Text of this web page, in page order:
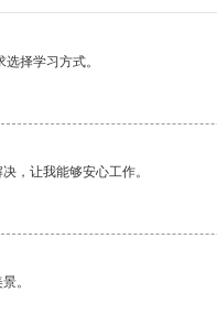
择学习方式。
，让我能够安心工作。
。